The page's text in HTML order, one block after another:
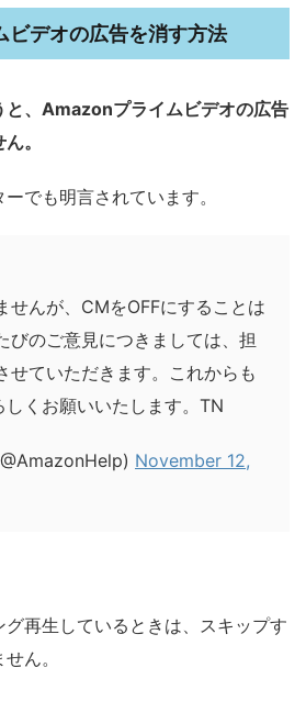
デオの広告を消す方法
と、Amazonプライムビデオの広告
。
でも明言されています。
せんが、CMをOFFにすることは
びのご意見につきましては、担
せていただきます。これからも
くお願いいたします。TN
November 12,
再生しているときは、スキップす
ん。